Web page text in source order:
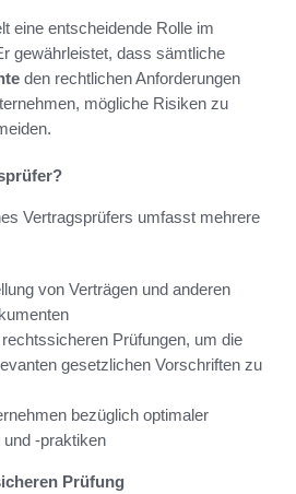
eine entscheidende Rolle im
gewährleistet, dass sämtliche
den rechtlichen Anforderungen
mögliche Risiken zu
Vertragsprüfers umfasst mehrere
von Verträgen und anderen
Prüfungen, um die
gesetzlichen Vorschriften zu
bezüglich optimaler
-praktiken
Prüfung